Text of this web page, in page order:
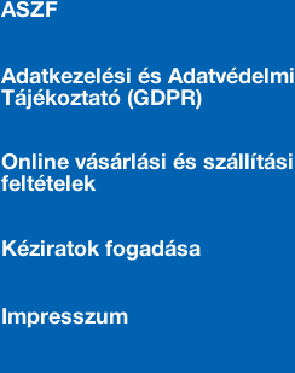
ÁSZF
Adatkezelési és Adatvédelmi
Tájékoztató (GDPR)
Online vásárlási és szállítási
feltételek
Kéziratok fogadása
Impresszum